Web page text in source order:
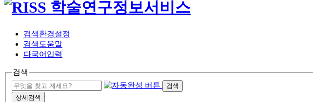
검색환경설정
검색도움말
다국어입력
검색
검색
상세검색